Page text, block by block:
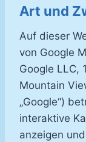
Art und
Auf dieser
von Google
Google LLC,
Mountain
„Google“)
interaktive
anzeigen